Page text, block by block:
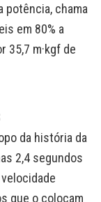
potência, chama
em 80% a
35,7 m·kgf de
da história da
2,4 segundos
que o colocam